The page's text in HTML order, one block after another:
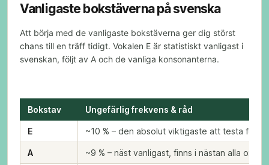
Vanligaste bokstäverna på svenska
Att börja med de vanligaste bokstäverna ger dig störst
chans till en träff tidigt. Vokalen E är statistiskt vanligast i
svenskan, följt av A och de vanliga konsonanterna.
Bokstav Ungefärlig frekvens & råd
E ~10 % – den absolut viktigaste att testa först.
A ~9 % – näst vanligast, finns i nästan alla ord.